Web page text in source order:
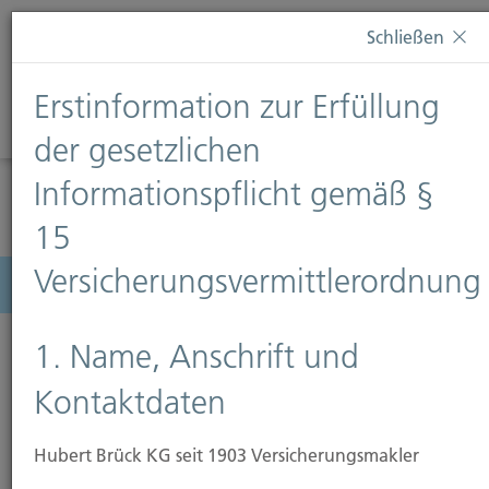
Diese Webseite verwendet Cookies. Wenn Sie weiterhin
Informationen finden Sie auf unserer SeiteDatenschutz
Diese Nachricht nicht erneut anzeigen
Menü
Rechtsschutzversicherung
Schließen
Erstinformation zur Erfüllung
der gesetzlichen
Informationspflicht gemäß §
15
Versicherungsvermittlerordnung
1. Name, Anschrift und
Kontaktdaten
Hubert Brück KG seit 1903 Versicherungsmakler